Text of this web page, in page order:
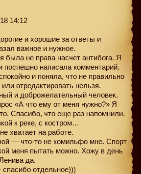
14:12
и хорошие за ответы и
важное и нужное.
была не права насчет антибога. Я
поспешно написала комментарий.
и поняла, что не правильно
отредактировать нельзя.
и доброжелательный человек.
«А что ему от меня нужно?» Я
Спасибо, что еще раз напомнили.
к реке, с костром…
хватает на работе.
— что-то не комильфо мне. Спорт
меня пытать можно. Хожу в день
да.
отдельное)))